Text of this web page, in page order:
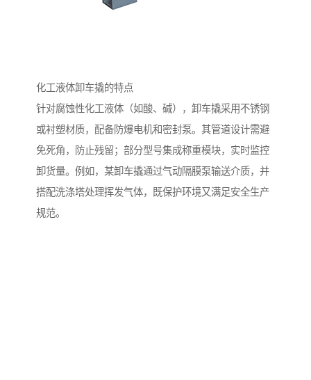
化工液体卸车撬的特点
针对腐蚀性化工液体（如酸、碱），卸车撬采用不锈钢
或衬塑材质，配备防爆电机和密封泵。其管道设计需避
免死角，防止残留；部分型号集成称重模块，实时监控
卸货量。例如，某卸车撬通过气动隔膜泵输送介质，并
搭配洗涤塔处理挥发气体，既保护环境又满足安全生产
规范。